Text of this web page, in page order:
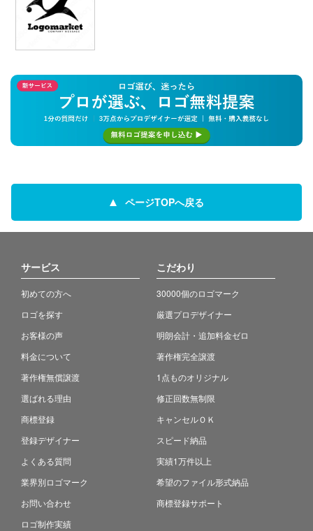
ページTOPへ戻る
サービス
初めての方へ
ロゴを探す
お客様の声
料金について
著作権無償譲渡
選ばれる理由
商標登録
登録デザイナー
よくある質問
業界別ロゴマーク
お問い合わせ
ロゴ制作実績
こだわり
30000個のロゴマーク
厳選プロデザイナー
明朗会計・追加料金ゼロ
著作権完全譲渡
1点ものオリジナル
修正回数無制限
キャンセルＯＫ
スピード納品
実績1万件以上
希望のファイル形式納品
商標登録サポート